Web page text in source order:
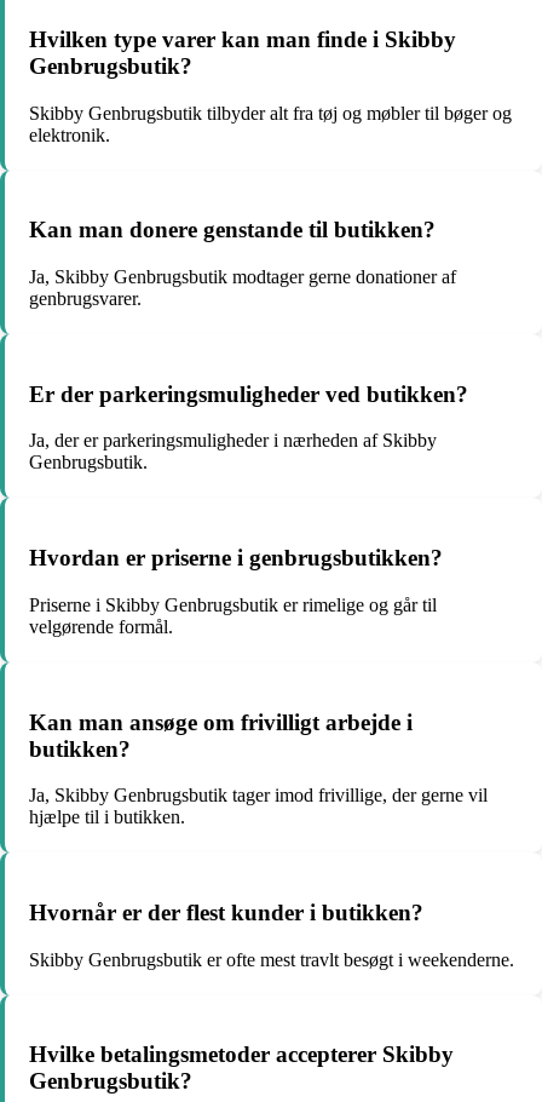
Hvilken type varer kan man finde i Skibby
Genbrugsbutik?
Skibby Genbrugsbutik tilbyder alt fra tøj og møbler til bøger og
elektronik.
Kan man donere genstande til butikken?
Ja, Skibby Genbrugsbutik modtager gerne donationer af
genbrugsvarer.
Er der parkeringsmuligheder ved butikken?
Ja, der er parkeringsmuligheder i nærheden af Skibby
Genbrugsbutik.
Hvordan er priserne i genbrugsbutikken?
Priserne i Skibby Genbrugsbutik er rimelige og går til
velgørende formål.
Kan man ansøge om frivilligt arbejde i
butikken?
Ja, Skibby Genbrugsbutik tager imod frivillige, der gerne vil
hjælpe til i butikken.
Hvornår er der flest kunder i butikken?
Skibby Genbrugsbutik er ofte mest travlt besøgt i weekenderne.
Hvilke betalingsmetoder accepterer Skibby
Genbrugsbutik?